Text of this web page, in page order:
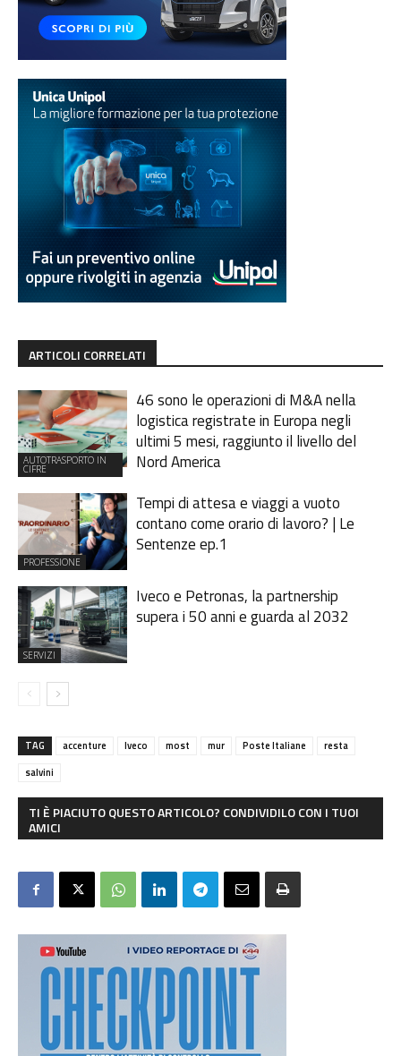
ARTICOLI CORRELATI
AUTOTRASPORTO IN
CIFRE
46 sono le operazioni di M&A nella
logistica registrate in Europa negli
ultimi 5 mesi, raggiunto il livello del
Nord America
PROFESSIONE
Tempi di attesa e viaggi a vuoto
contano come orario di lavoro? | Le
Sentenze ep.1
SERVIZI
Iveco e Petronas, la partnership
supera i 50 anni e guarda al 2032
TAG accenture Iveco most mur Poste Italiane
resta
salvini
TI È PIACIUTO QUESTO ARTICOLO? CONDIVIDILO CON I TUOI
AMICI